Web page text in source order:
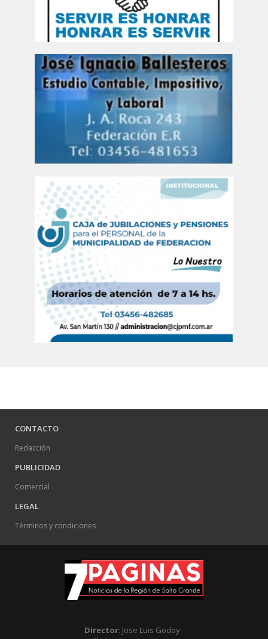
CONTACTO
Redacción
PUBLICIDAD
Comercial
LEGAL
Términos y condiciones
Director: Jose Luis Godoy